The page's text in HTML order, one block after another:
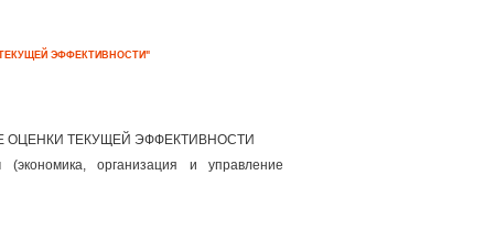
ЭФФЕКТИВНОСТИ"
ОЦЕНКИ ТЕКУЩЕЙ ЭФФЕКТИВНОСТИ
организация и управление